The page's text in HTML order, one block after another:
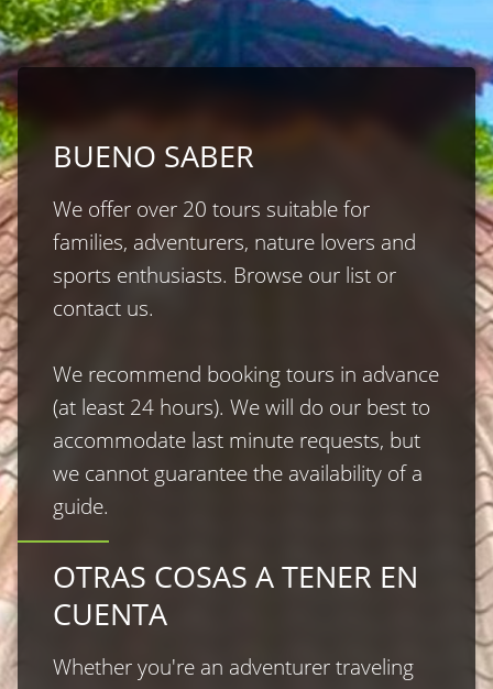
BUENO SABER
We offer over 20 tours suitable for
families, adventurers, nature lovers and
sports enthusiasts. Browse our list or
contact us.
We recommend booking tours in advance
(at least 24 hours). We will do our best to
accommodate last minute requests, but
we cannot guarantee the availability of a
guide.
OTRAS COSAS A TENER EN
CUENTA
Whether you′re an adventurer traveling